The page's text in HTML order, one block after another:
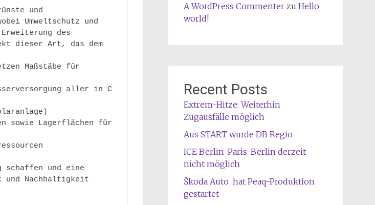
und
Umweltschutz und
des
dieser Art, das dem
Maßstäbe für
aller in C
sowie Lagerflächen für
schaffen und eine
und Nachhaltigkeit
A WordPress Commenterzu Hello
world!
Recent Posts
Extrem-Hitze: Weiterhin
Zugausfälle möglich
Aus START wurde DB Regio
ICE Berlin-Paris-Berlin derzeit
nicht möglich
Škoda Auto hat Peaq-Produktion
gestartet